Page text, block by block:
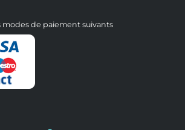
modes de paiement suivants